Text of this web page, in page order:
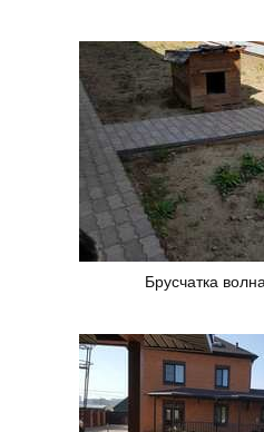
Брусчатка